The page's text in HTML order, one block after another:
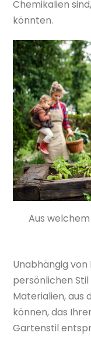
Chemikalien
könnten.
Aus
Unabhängig
persönlichen
Materialien, aus
können, das
Gartenstil